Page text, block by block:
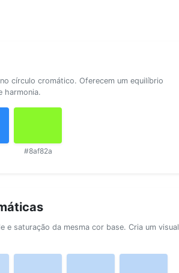
círculo cromático. Oferecem um equilíbrio
harmonia.
#8af82a
e saturação da mesma cor base. Cria um visual